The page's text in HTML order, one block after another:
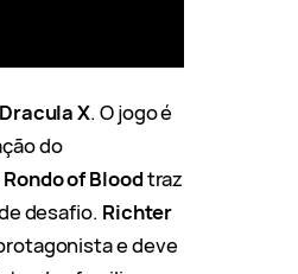
Dracula X. O jogo é
do
of Bloodtraz
desafio. Richter
e deve